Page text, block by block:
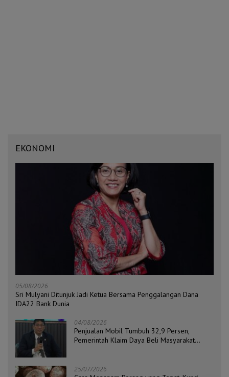
EKONOMI
05/08/2026
Sri Mulyani Ditunjuk Jadi Ketua Bersama Penggalangan Dana
IDA22 Bank Dunia
04/08/2026
Penjualan Mobil Tumbuh 32,9 Persen,
Pemerintah Klaim Daya Beli Masyarakat
25/07/2026